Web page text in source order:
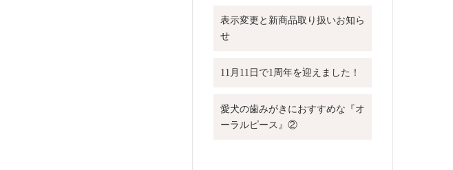
表示変更と新商品取り扱いお知ら
せ
11月11日で1周年を迎えました！
愛犬の歯みがきにおすすめな『オ
ーラルピース』②